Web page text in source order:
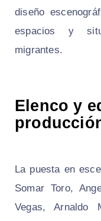
diseño
espacios y
migrantes.
Elenco y
La puesta en
Somar Toro,
Vegas, Arnaldo